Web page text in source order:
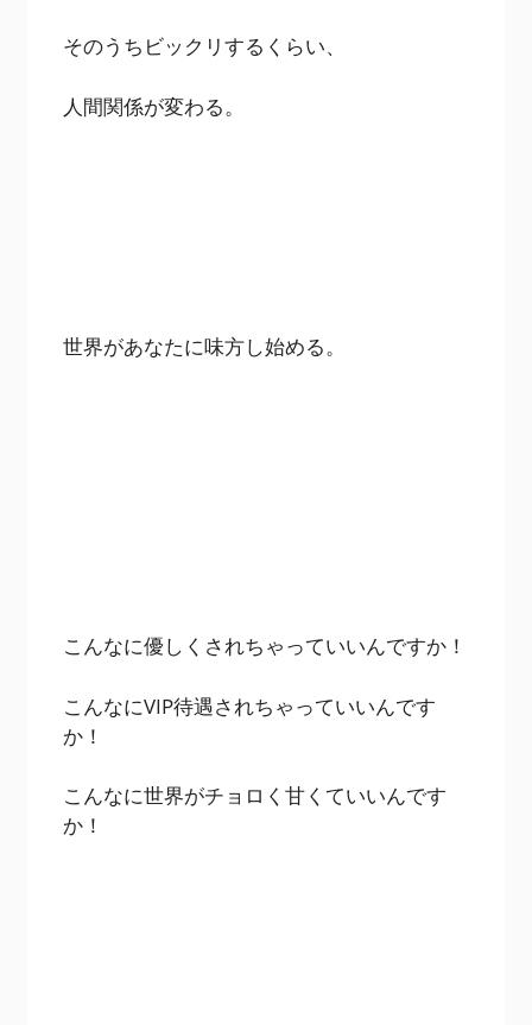
そのうちビックリするくらい、
人間関係が変わる。
世界があなたに味方し始める。
こんなに優しくされちゃっていいんですか！
こんなにVIP待遇されちゃっていいんです
か！
こんなに世界がチョロく甘くていいんです
か！